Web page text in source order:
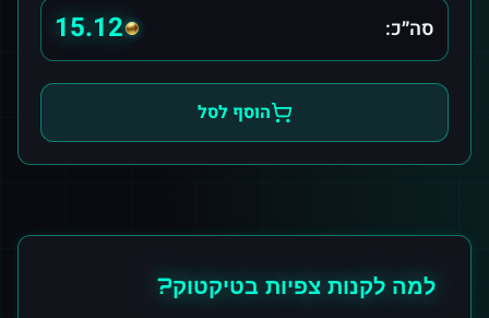
סה״כ: 15.12
הוסף לסל
למה לקנות צפיות בטיקטוק?